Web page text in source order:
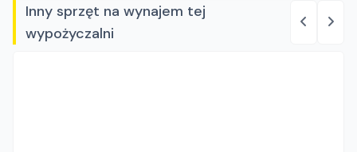
Inny sprzęt na wynajem tej
wypożyczalni